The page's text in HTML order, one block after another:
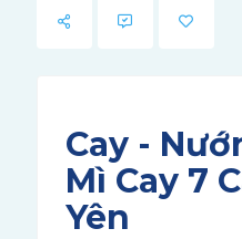
Cay -
Mì Cay 7
Yên